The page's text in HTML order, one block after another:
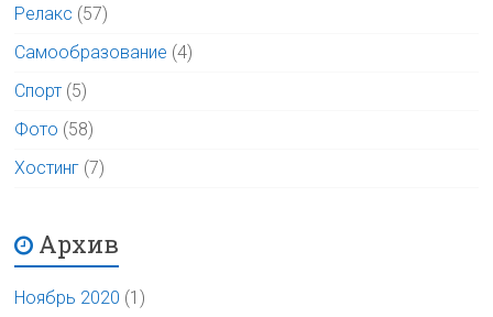
Релакс (57)
Самообразование (4)
Спорт (5)
Фото (58)
Хостинг (7)
Архив
Ноябрь 2020 (1)